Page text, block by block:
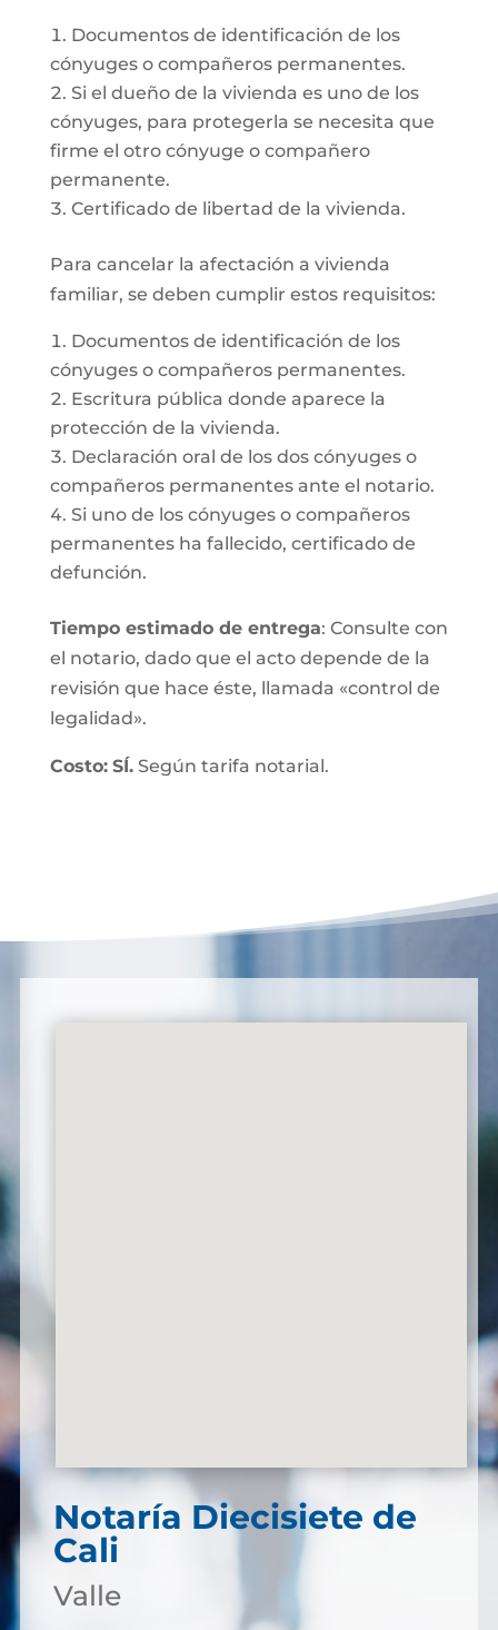
Documentos de identificación de los
cónyuges o compañeros permanentes.
Si el dueño de la vivienda es uno de los
cónyuges, para protegerla se necesita que
firme el otro cónyuge o compañero
permanente.
Certificado de libertad de la vivienda.
Para cancelar la afectación a vivienda
familiar, se deben cumplir estos requisitos:
Documentos de identificación de los
cónyuges o compañeros permanentes.
Escritura pública donde aparece la
protección de la vivienda.
Declaración oral de los dos cónyuges o
compañeros permanentes ante el notario.
Si uno de los cónyuges o compañeros
permanentes ha fallecido, certificado de
defunción.
Tiempo estimado de entrega: Consulte con
el notario, dado que el acto depende de la
revisión que hace éste, llamada «control de
legalidad».
Costo: SÍ.Según tarifa notarial.
Notaría Diecisiete de
Cali
Valle